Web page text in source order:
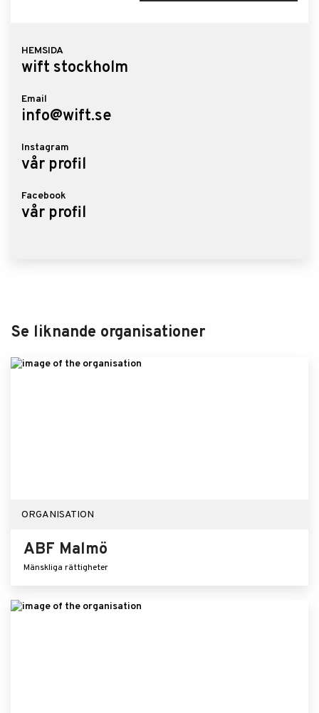
HEMSIDA
wift stockholm
Email
info@wift.se
Instagram
vår profil
Facebook
vår profil
Se liknande organisationer
ORGANISATION
ABF Malmö
Mänskliga rättigheter